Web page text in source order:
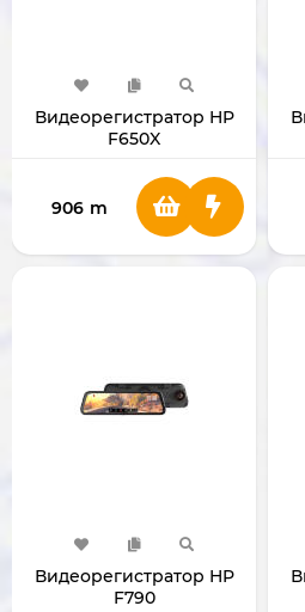
Видеорегистратор HP
F650X
906 m
Видеорегистратор HP
F790